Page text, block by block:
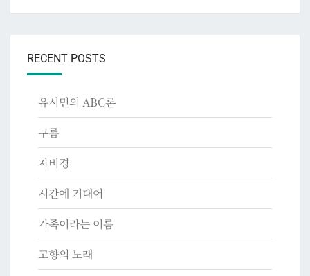
RECENT POSTS
유시민의 ABC론
구름
자비경
시간에 기대어
가족이라는 이름
고향의 노래